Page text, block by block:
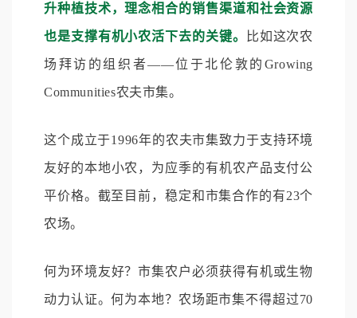
升种植技术，理念相合的销售渠道和社会资源
也是支撑有机小农活下去的关键。 比如这次农
场拜访的组织者——位于北伦敦的Growing
Communities农夫市集。
这个成立于1996年的农夫市集致力于支持环境
友好的本地小农，为应季的有机农产品支付公
平价格。截至目前，稳定和市集合作的有23个
农场。
何为环境友好？市集农户必须获得有机或生物
动力认证。何为本地？农场距市集不得超过70